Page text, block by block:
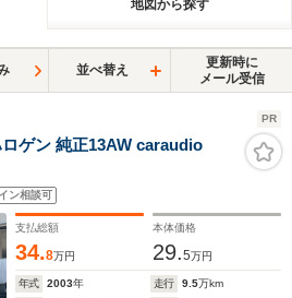
地図から探す
並べ替え
更新時に
メール受信
PR
ゲン 純正13AW caraudio
ン相談可
支払総額
34.8万円
本体価格
29.5万円
年式 2003年 走行 9.5万km